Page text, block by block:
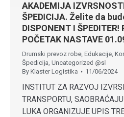
AKADEMIJA
ŠPEDICIJA. Želite da
DISPONENT I ŠPEDITER!
POČETAK NASTAVE
Drumski prevoz robe, Edukacije,
Špedicija, Uncategorized @sl
By Klaster Logistika 11/06/2024
INSTITUT ZA RAZVOJ
TRANSPORTU,
LUKA ORGANIZUJE UPIS